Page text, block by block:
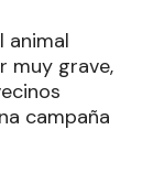
animal
muy grave,
campaña